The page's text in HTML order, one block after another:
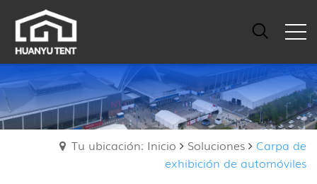
Tu ubicación: Inicio Soluciones
Carpa de
exhibición de automóviles